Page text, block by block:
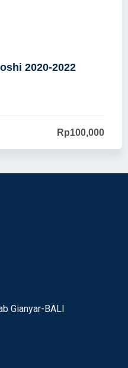
2020-2022
Rp100,000
Gianyar-BALI